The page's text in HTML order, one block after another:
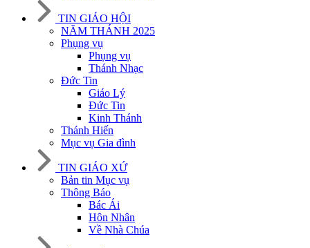
TIN GIÁO HỘI
NĂM THÁNH 2025
Phụng vụ
Phụng vụ
Thánh Nhạc
Đức Tin
Giáo Lý
Đức Tin
Kinh Thánh
Thánh Hiến
Mục vụ Gia đình
TIN GIÁO XỨ
Bản tin Mục vụ
Thông Báo
Bác Ái
Hôn Nhân
Về Nhà Chúa